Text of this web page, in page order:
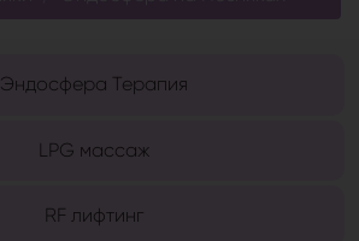
Эндосфера Терапия
LPG массаж
RF лифтинг